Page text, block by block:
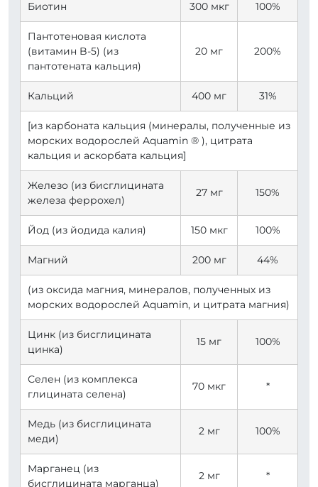
Биотин 300 мкг 100%
Пантотеновая кислота
(витамин B-5) (из
пантотената кальция)
20 мг 200%
Кальций 400 мг 31%
[из карбоната кальция (минералы, полученные из
морских водорослей Aquamin ® ), цитрата
кальция и аскорбата кальция]
Железо (из бисглицината
железа феррохел)
27 мг 150%
Йод (из йодида калия) 150 мкг 100%
Магний 200 мг 44%
(из оксида магния, минералов, полученных из
морских водорослей Aquamin, и цитрата магния)
Цинк (из бисглицината
цинка)
15 мг 100%
Селен (из комплекса
глицината селена)
70 мкг *
Медь (из бисглицината
меди)
2 мг 100%
Марганец (из
бисглицината марганца)
2 мг *